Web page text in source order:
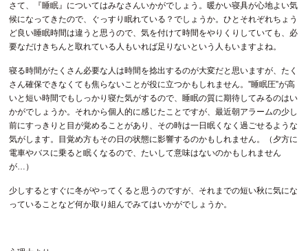
さて、『睡眠』についてはみなさんいかがでしょう。暖かい寝具が心地よい気
候になってきたので、ぐっすり眠れている？でしょうか。ひとそれぞれちょう
ど良い睡眠時間は違うと思うので、気を付けて時間をやりくりしていても、必
要なだけきちんと取れている人もいれば足りないという人もいますよね。
寝る時間がたくさん必要な人は時間を捻出するのが大変だと思いますが、たく
さん確保できなくても焦らないことが役に立つかもしれません。”睡眠圧”が高
いと短い時間でもしっかり寝た気がするので、睡眠の質に期待してみるのはい
かがでしょうか。それから個人的に感じたことですが、最近朝アラームの少し
前にすっきりと目が覚めることがあり、その時は一日眠くなく過ごせるような
気がします。目覚め方もその日の状態に影響するのかもしれません。（夕方に
電車やバスに乗ると眠くなるので、たいして意味はないのかもしれません
が…）
少しするとすぐに冬がやってくると思うのですが、それまでの短い秋に気にな
っていることなど何か取り組んでみてはいかがでしょうか。